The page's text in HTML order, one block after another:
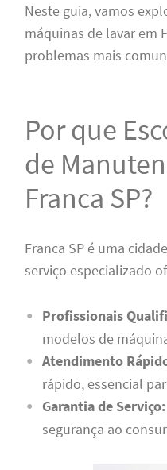
Neste guia, vamos
máquinas de lavar em
problemas mais
Por que
de
Franca SP?
Franca SP é uma
serviço especializado
Profissionais
modelos de
Atendimento
rápido, essencial
Garantia de Serviço:
segurança ao